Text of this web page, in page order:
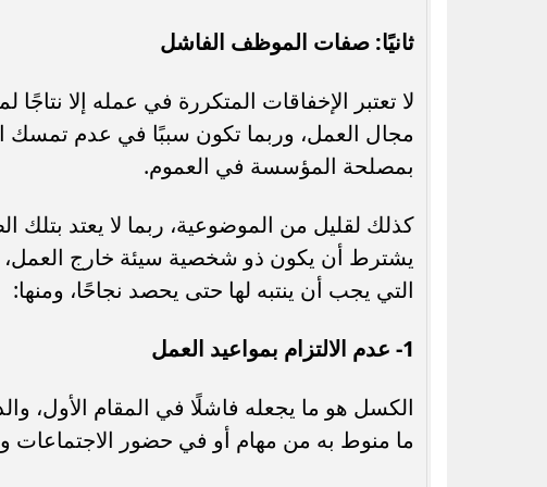
ثانيًا: صفات الموظف الفاشل
لا تعتبر الإخفاقات المتكررة في عمله إلا
مجال العمل، وربما تكون سببًا في عدم تمسك
بمصلحة المؤسسة في العموم.
كذلك لقليل من الموضوعية، ربما لا يعتد
يشترط أن يكون ذو شخصية سيئة خارج
التي يجب أن ينتبه لها حتى يحصد نجاحًا، ومنها:
1- عدم الالتزام بمواعيد العمل
الكسل هو ما يجعله فاشلًا في المقام الأول،
ما منوط به من مهام أو في حضور الاجتماعات